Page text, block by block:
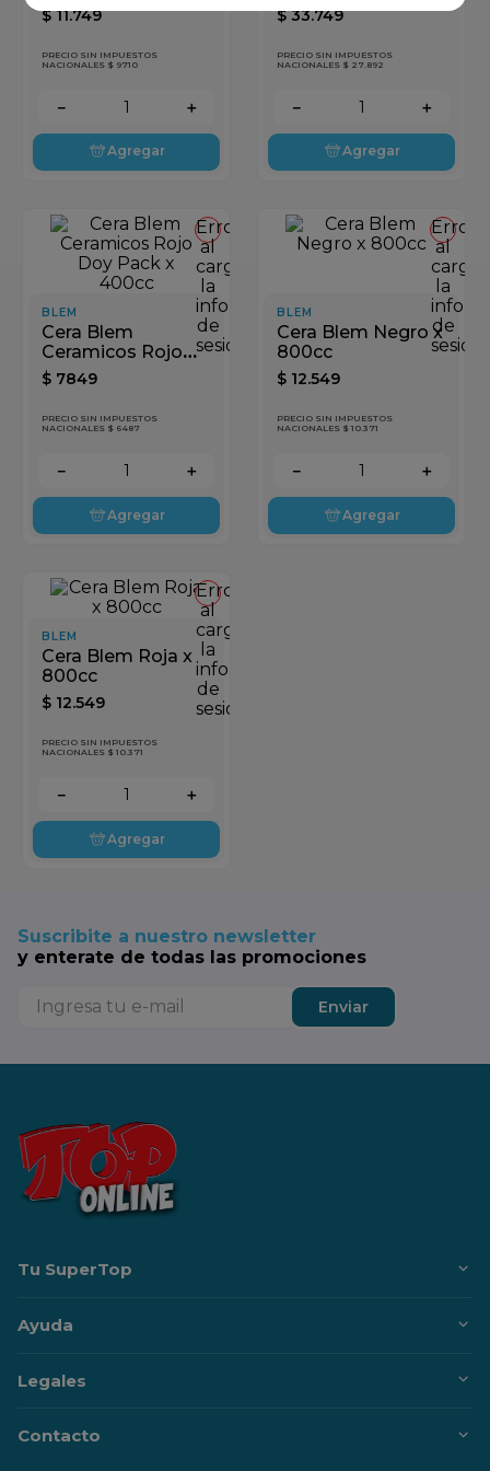
$ 11.749
PRECIO SIN IMPUESTOS
NACIONALES $ 9710
＋
－
Agregar
$ 33.749
PRECIO SIN IMPUESTOS
NACIONALES $ 27.892
＋
－
Agregar
Error
al
cargar
la
información
de
sesión
BLEM
Cera Blem
Ceramicos Rojo
Doy Pack x 400cc
$ 7849
PRECIO SIN IMPUESTOS
NACIONALES $ 6487
＋
－
Agregar
Error
al
cargar
la
de
sesión
BLEM
Cera Blem Negro x
800cc
$ 12.549
PRECIO SIN IMPUESTOS
NACIONALES $ 10.371
＋
－
Agregar
Error
al
cargar
la
información
de
sesión
BLEM
Cera Blem Roja x
800cc
$ 12.549
PRECIO SIN IMPUESTOS
NACIONALES $ 10.371
＋
－
Agregar
Suscribite a nuestro newsletter
y enterate de todas las promociones
Enviar
Tu SuperTop
Ayuda
Legales
Contacto